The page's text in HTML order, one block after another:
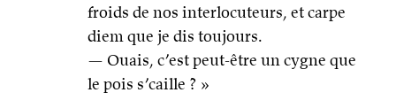
froids de nos interlocuteurs, et carpe
diem que je dis toujours.
— Ouais, c’est peut-être un cygne que
le pois s’caille ? »